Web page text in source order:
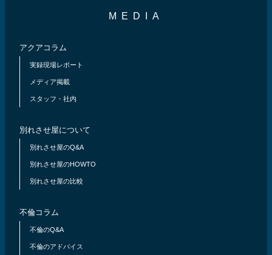
MEDIA
アクアコラム
実録現場レポート
メディア掲載
スタッフ・社内
別れさせ屋について
別れさせ屋のQ&A
別れさせ屋のHOWTO
別れさせ屋の比較
不倫コラム
不倫のQ&A
不倫のアドバイス